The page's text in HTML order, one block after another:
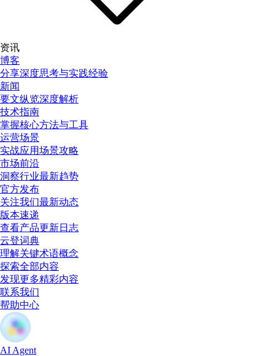
资讯
博客
分享深度思考与实践经验
新闻
要文纵览深度解析
技术指南
掌握核心方法与工具
运营场景
实战应用场景攻略
市场前沿
洞察行业最新趋势
官方发布
关注我们最新动态
版本速递
查看产品更新日志
云登词典
理解关键术语概念
探索全部内容
发现更多精彩内容
联系我们
帮助中心
AI Agent